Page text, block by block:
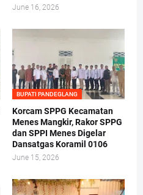
June 16, 2026
BUPATI PANDEGLANG
Korcam SPPG Kecamatan
Menes Mangkir, Rakor SPPG
dan SPPI Menes Digelar
Dansatgas Koramil 0106
June 15, 2026